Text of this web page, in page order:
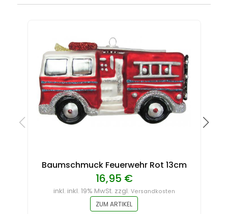
Baumschmuck Feuerwehr Rot 13cm
16,95 €
inkl. inkl. 19% MwSt. zzgl. Versandkosten
ZUM ARTIKEL